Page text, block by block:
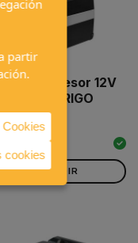
compresor 12V
VITRIFRIGO
AÑADIR
partir
cookies